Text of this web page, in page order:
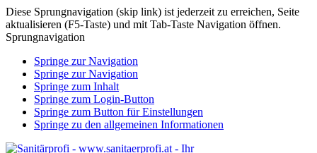
Diese Sprungnavigation (skip link) ist jederzeit zu erreichen, Seite
aktualisieren (F5-Taste) und mit Tab-Taste Navigation öffnen.
Sprungnavigation
Springe zur Navigation
Springe zur Navigation
Springe zum Inhalt
Springe zum Login-Button
Springe zum Button für Einstellungen
Springe zu den allgemeinen Informationen